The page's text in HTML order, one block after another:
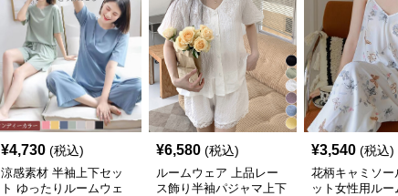
¥4,730 (税込)
涼感素材 半袖上下セッ
ト ゆったりルームウェ
¥6,580 (税込)
ルームウェア 上品レー
ス飾り半袖パジャマ上下
¥3,540 (税込)
花柄キャミソー
ット女性用ルー